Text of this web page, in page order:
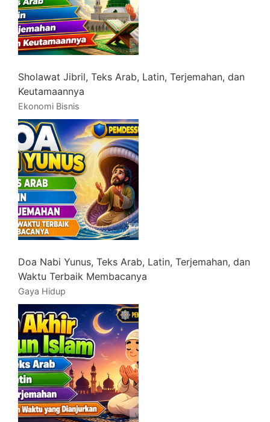
Sholawat Jibril, Teks Arab, Latin, Terjemahan, dan
Keutamaannya
Ekonomi Bisnis
Doa Nabi Yunus, Teks Arab, Latin, Terjemahan, dan
Waktu Terbaik Membacanya
Gaya Hidup